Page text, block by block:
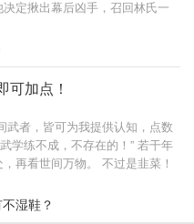
定揪出幕后凶手，召回林氏一
空出世，震惊天下！ 南宫
即无敌，生死看淡，不服就干！”
，有我老祖便有天。” 林
边。三十年河东，三十年河
：“我若为林家圣子，当为老
林昊：“谁敢称无敌，哪个敢言
。” 当林家震古烁今，睥睨天下
“林家老祖太凶猛了，不但无敌
弟子！”
可加点！
者，皆可为我提供认知，点数
学练不成，不存在的！” 若干年
再看世间万物。 不过是韭菜！
湿鞋？